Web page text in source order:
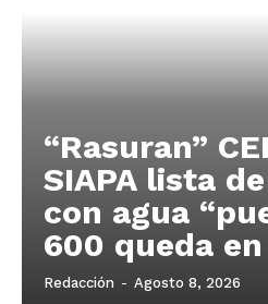
“Rasuran”
SIAPA lista
con agua
600 queda
Redacción - Agosto 8, 2026